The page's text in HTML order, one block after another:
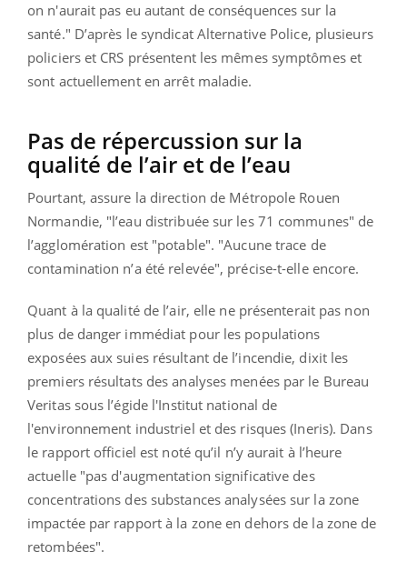
on n'aurait pas eu autant de conséquences sur la
santé." D’après le syndicat Alternative Police, plusieurs
policiers et CRS présentent les mêmes symptômes et
sont actuellement en arrêt maladie.
Pas de répercussion sur la
qualité de l’air et de l’eau
Pourtant, assure la direction de Métropole Rouen
Normandie, "l’eau distribuée sur les 71 communes" de
l’agglomération est "potable". "Aucune trace de
contamination n’a été relevée", précise-t-elle encore.
Quant à la qualité de l’air, elle ne présenterait pas non
plus de danger immédiat pour les populations
exposées aux suies résultant de l’incendie, dixit les
premiers résultats des analyses menées par le Bureau
Veritas sous l’égide l'Institut national de
l'environnement industriel et des risques (Ineris). Dans
le rapport officiel est noté qu’il n’y aurait à l’heure
actuelle "pas d'augmentation significative des
concentrations des substances analysées sur la zone
impactée par rapport à la zone en dehors de la zone de
retombées".